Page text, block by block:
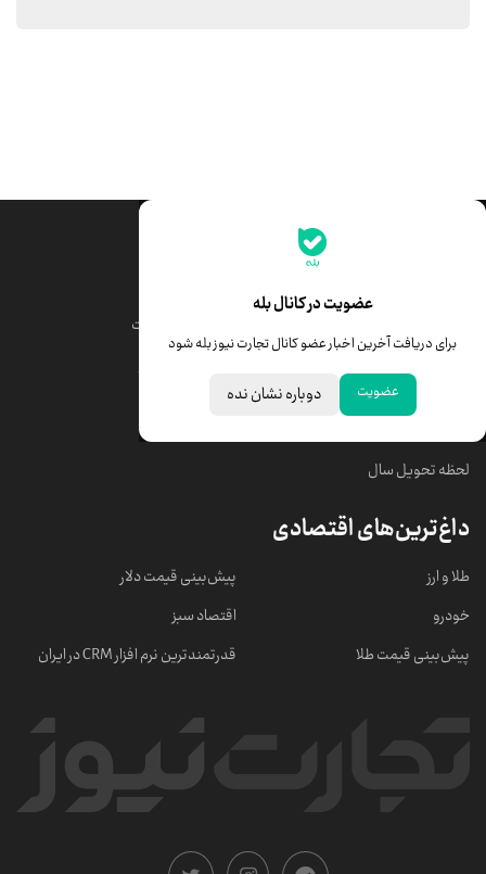
عضویت در کانال بله
برای دریافت آخرین اخبار عضو کانال تجارت نیوز بله شود
عضویت دوباره نشان نده
جدیدترین قیمت‌ها
قیمت درهم امارات
خبرهای مهم
لحظه تحویل سال
داغ‌ترین‌های اقتصادی
طلا و ارز
خودرو
پیش‌بینی قیمت طلا
پیش‌بینی قیمت دلار
اقتصاد سبز
قدرتمندترین نرم‌ افزار CRM در ایران